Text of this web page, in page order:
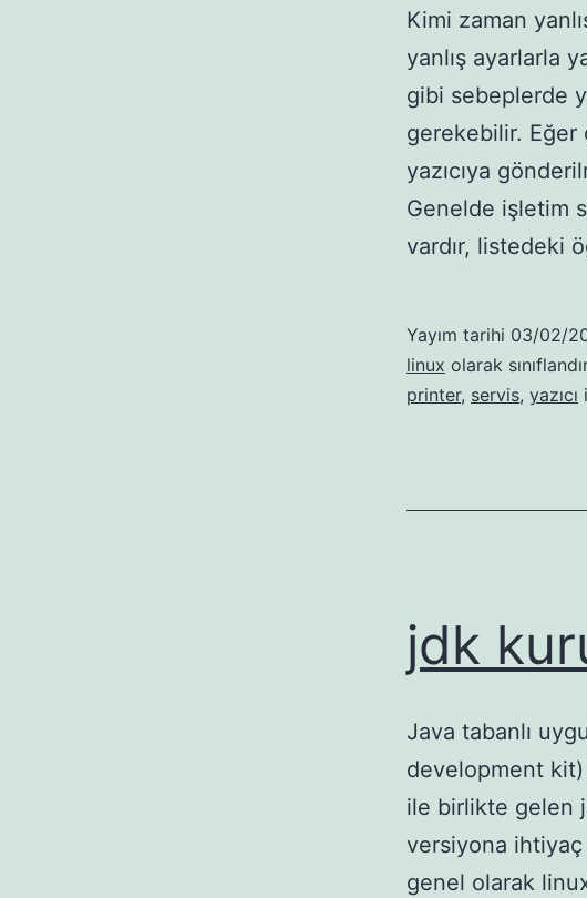
Kimi zaman
yanlış ayarlarla
gibi sebeplerde
gerekebilir. Eğer
yazıcıya
Genelde işletim
vardır, listedeki
Yayım tarihi 03/02/
linux olarak
printer, servis, yazıcı
jdk
Java tabanlı
development kit)
ile birlikte gelen
versiyona
genel olarak